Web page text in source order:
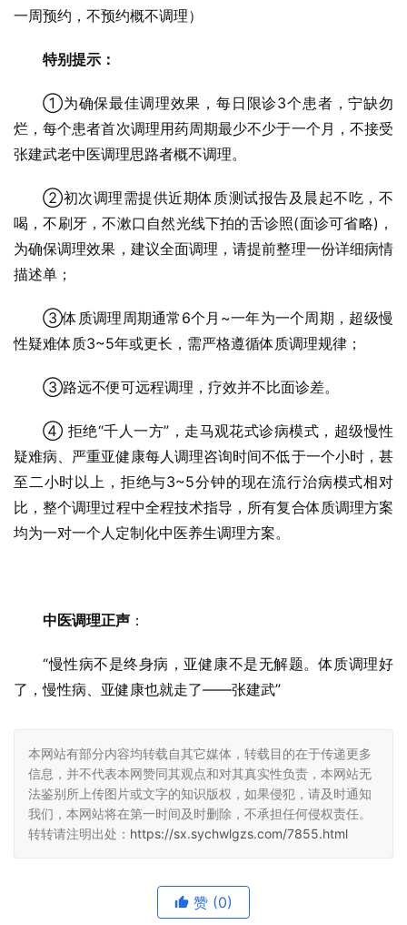
一周预约，不预约概不调理）
特别提示：
①为确保最佳调理效果，每日限诊3个患者，宁缺勿
烂，每个患者首次调理用药周期最少不少于一个月，不接受
张建武老中医调理思路者概不调理。
②初次调理需提供近期体质测试报告及晨起不吃，不
喝，不刷牙，不漱口自然光线下拍的舌诊照(面诊可省略)，
为确保调理效果，建议全面调理，请提前整理一份详细病情
描述单；
③体质调理周期通常6个月~一年为一个周期，超级慢
性疑难体质3~5年或更长，需严格遵循体质调理规律；
③路远不便可远程调理，疗效并不比面诊差。
④ 拒绝“千人一方”，走马观花式诊病模式，超级慢性
疑难病、严重亚健康每人调理咨询时间不低于一个小时，甚
至二小时以上，拒绝与3~5分钟的现在流行治病模式相对
比，整个调理过程中全程技术指导，所有复合体质调理方案
均为一对一个人定制化中医养生调理方案。
中医调理正声 ：
“慢性病不是终身病，亚健康不是无解题。体质调理好
了，慢性病、亚健康也就走了——张建武”
本网站有部分内容均转载自其它媒体，转载目的在于传递更多
信息，并不代表本网赞同其观点和对其真实性负责，本网站无
法鉴别所上传图片或文字的知识版权，如果侵犯，请及时通知
我们，本网站将在第一时间及时删除，不承担任何侵权责任。
转转请注明出处： https://sx.sychwlgzs.com/7855.html
赞 (0)